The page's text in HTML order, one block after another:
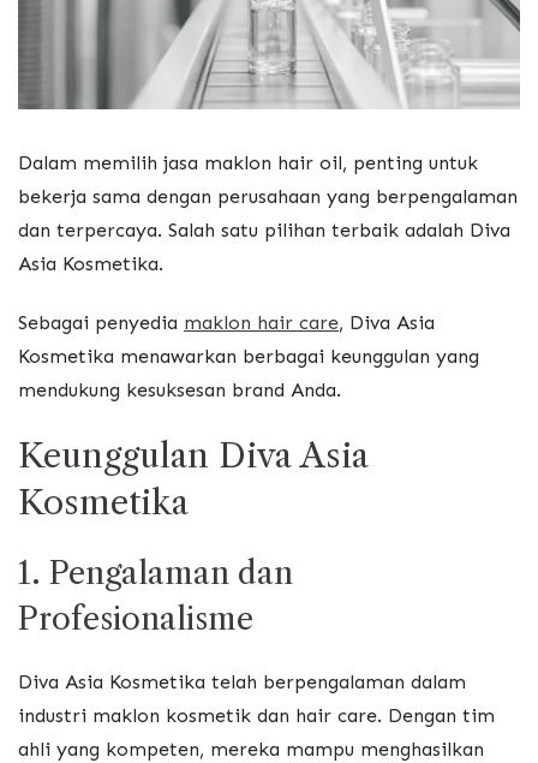
Dalam memilih jasa maklon hair oil, penting untuk
bekerja sama dengan perusahaan yang berpengalaman
dan terpercaya. Salah satu pilihan terbaik adalah Diva
Asia Kosmetika.
Sebagai penyedia maklon hair care, Diva Asia
Kosmetika menawarkan berbagai keunggulan yang
mendukung kesuksesan brand Anda.
Keunggulan Diva Asia
Kosmetika
1. Pengalaman dan
Profesionalisme
Diva Asia Kosmetika telah berpengalaman dalam
industri maklon kosmetik dan hair care. Dengan tim
ahli yang kompeten, mereka mampu menghasilkan